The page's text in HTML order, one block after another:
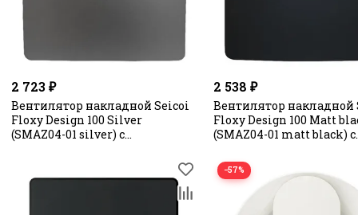
2 723 ₽
Вентилятор накладной Seicoi
Floxy Design 100 Silver
(SMAZ04-01 silver) с
2 538 ₽
Вентилятор накладной
Floxy Design 100 Matt
(SMAZ04-01 matt black) с
−57%